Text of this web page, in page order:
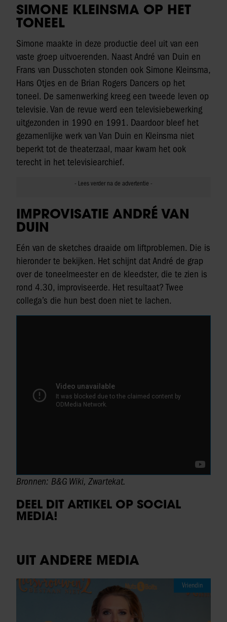
SIMONE KLEINSMA OP HET
TONEEL
Simone maakte in deze productie deel uit van een
vaste groep uitvoerenden. Naast André van Duin en
Frans van Dusschoten stonden ook Simone Kleinsma,
Hans Otjes en de Brian Rogers Dancers op het
toneel. De samenwerking kreeg een tweede leven op
televisie. Van de revue werd een televisiebewerking
uitgezonden in 1990 en 1991. Daardoor bleef het
gezamenlijke werk van Van Duin en Kleinsma niet
beperkt tot de theaterzaal, maar kwam het ook
terecht in het televisiearchief.
IMPROVISATIE ANDRÉ VAN
DUIN
Eén van de sketches draaide om liftproblemen. Die is
hieronder te bekijken. Het schijnt dat André de grap
over de toneelmeester en de kleedster, die te zien is
rond 4.30, improviseerde. Het resultaat? Twee
collega’s die hun best doen niet te lachen.
Bronnen: B&G Wiki, Zwartekat.
DEEL DIT ARTIKEL OP SOCIAL
MEDIA!
UIT ANDERE MEDIA
Vriendin